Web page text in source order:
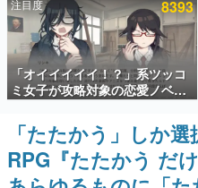
この物語を解いて
の形をした短編ホ
新世代に訊く
これからのデジタ
の姿を追い、彼ら
ゲーム世代の
ゲームに多大な影響
日本のコンテンツ産
画です。
にて無料配布中！続編
『Moonlighter 2』の9月2日正
式リリースを記念したキャンペ
ーン
注目度 8393
「オイイイイイ！？」系ツッコ
ミ女子が攻略対象の恋愛ノベル
ゲーム『美術部カノジョ』
Steamストアページが公開。
「お前らーそろそろ自重しろ
ー？＾＾」暗黒微笑の夢女子
や、萌え声不思議ちゃん女子と
「たたかう」しか
RPG『たたかう だ